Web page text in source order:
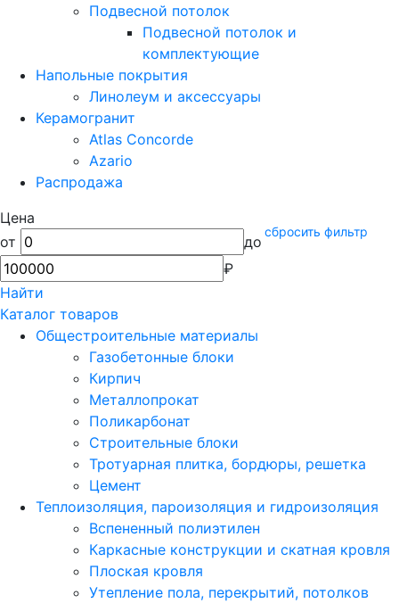
Подвесной потолок
Подвесной потолок и
комплектующие
Напольные покрытия
Линолеум и аксессуары
Керамогранит
Atlas Concorde
Azario
Распродажа
сбросить фильтр
Цена
от
до
₽
Найти
Каталог товаров
Общестроительные материалы
Газобетонные блоки
Кирпич
Металлопрокат
Поликарбонат
Строительные блоки
Тротуарная плитка, бордюры, решетка
Цемент
Теплоизоляция, пароизоляция и гидроизоляция
Вспененный полиэтилен
Каркасные конструкции и скатная кровля
Плоская кровля
Утепление пола, перекрытий, потолков